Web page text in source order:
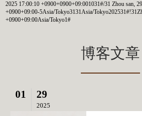
2025 17:00:10 +0900+0900+09:001031#/31 Zhou san,
+0900+09:00-5Asia/Tokyo3131Asia/
+0900+09:00Asia/Tokyo1#
博客文章
01 29
2025